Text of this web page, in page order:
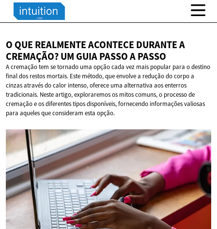
O QUE REALMENTE ACONTECE DURANTE A
CREMAÇÃO? UM GUIA PASSOA PASSO
A cremação tem se tornado uma opção cada vez mais popular para o destino
final dos restos mortais. Este método, que envolve a redução do corpo a
cinzas através do calor intenso, oferece uma alternativa aos enterros
tradicionais. Neste artigo, exploraremos os mitos comuns, o processo de
cremação e os diferentes tipos disponíveis, fornecendo informações valiosas
para aqueles que consideram esta opção.